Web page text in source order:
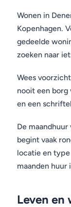
Wonen in
Kopenhagen.
gedeelde
zoeken naar
Wees
nooit een borg
en een
De
begint vaak
locatie en
maanden huur
Leven en